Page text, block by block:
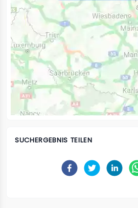
SUCHERGEBNIS TEILEN